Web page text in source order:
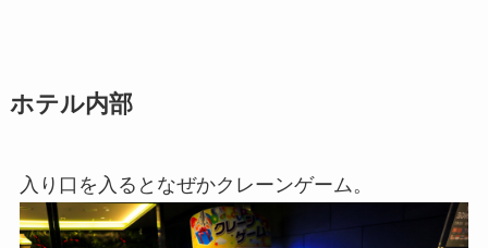
ホテル内部
入り口を入るとなぜかクレーンゲーム。